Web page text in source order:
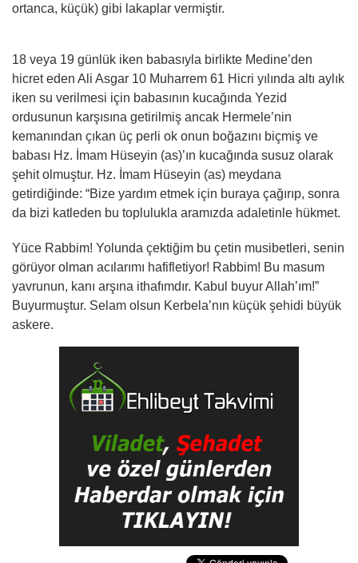
ortanca, küçük) gibi lakaplar vermiştir.
18 veya 19 günlük iken babasıyla birlikte Medine’den
hicret eden Ali Asgar 10 Muharrem 61 Hicri yılında altı aylık
iken su verilmesi için babasının kucağında Yezid
ordusunun karşısına getirilmiş ancak Hermele’nin
kemanından çıkan üç perli ok onun boğazını biçmiş ve
babası Hz. İmam Hüseyin (as)’ın kucağında susuz olarak
şehit olmuştur. Hz. İmam Hüseyin (as) meydana
getirdiğinde: “Bize yardım etmek için buraya çağırıp, sonra
da bizi katleden bu toplulukla aramızda adaletinle hükmet.
Yüce Rabbim! Yolunda çektiğim bu çetin musibetleri, senin
görüyor olman acılarımı hafifletiyor! Rabbim! Bu masum
yavrunun, kanı arşına ithafımdır. Kabul buyur Allah’ım!”
Buyurmuştur. Selam olsun Kerbela’nın küçük şehidi büyük
askere.